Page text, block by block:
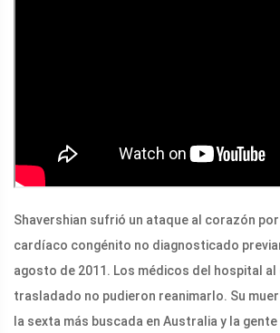
Shavershian sufrió un ataque al corazón
cardíaco congénito no diagnosticado
agosto de 2011. Los médicos del hospital al
trasladado no pudieron reanimarlo. Su
la sexta más buscada en Australia y la